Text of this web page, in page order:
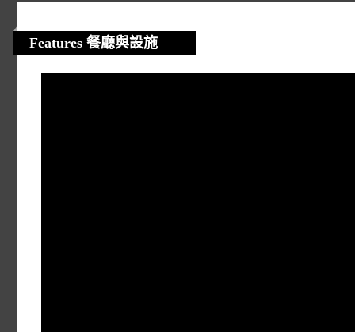
Features 餐廳與設施